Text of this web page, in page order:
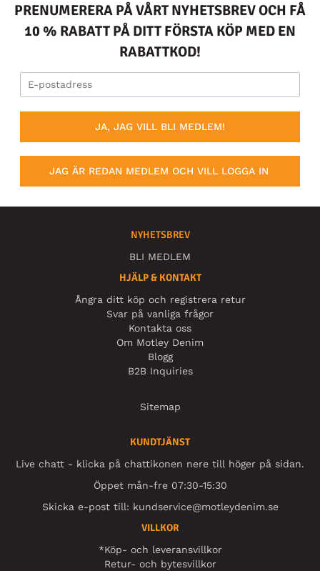
PRENUMERERA PÅ VÅRT NYHETSBREV OCH FÅ
10 % RABATT PÅ DITT FÖRSTA KÖP MED EN
RABATTKOD!
JA, JAG VILL BLI MEDLEM!
JAG ÄR REDAN MEDLEM OCH VILL LOGGA IN
NYHETSBREV
BLI MEDLEM
HJÄLP & KONTAKT
Ångra ditt köp och registrera retur
Svar på vanliga frågor
Kontakta oss
Om Motley Denim
Blogg
B2B Inquiries
Sitemap
KUNDTJÄNST
Live chatt - klicka på chattikonen nere till höger på sidan.
Öppet mån-fre 07:30-15:30
Skicka e-post till: kundservice@motleydenim.se
VILLKOR
*Köp- och leveransvillkor
Retur- och bytesvillkor